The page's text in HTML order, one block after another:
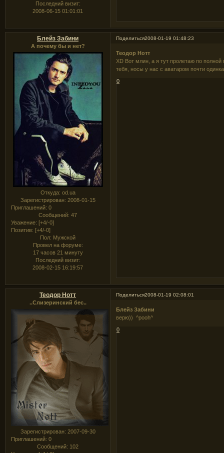
Последний визит:
2008-06-15 01:01:01
Поделиться2008-01-19 01:48:23
Блейз Забини
А почему бы и нет?
Откуда: od.ua
Зарегистрирован: 2008-01-15
Приглашений: 0
Сообщений: 47
Уважение: [+4/-0]
Позитив: [+4/-0]
Пол: Мужской
Провел на форуме:
17 часов 21 минуту
Последний визит:
2008-02-15 16:19:57
Теодор Нотт
XD Вот млин, а я тут пролетаю по
тебя, носы у нас с аватаром почти
0
Поделиться2008-01-19 02:08:01
Теодор Нотт
..Слизеринский бес..
Зарегистрирован: 2007-09-30
Приглашений: 0
Сообщений: 102
Блейз Забини
верю)) ^pooh^
0